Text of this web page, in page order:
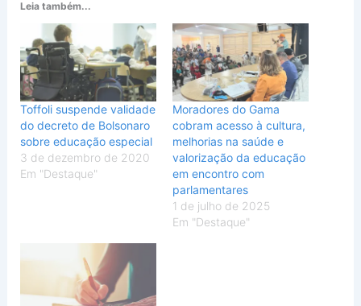
Leia também...
Toffoli suspende validade
do decreto de Bolsonaro
sobre educação especial
3 de dezembro de 2020
Em "Destaque"
Moradores do Gama
cobram acesso à cultura,
melhorias na saúde e
valorização da educação
em encontro com
parlamentares
1 de julho de 2025
Em "Destaque"